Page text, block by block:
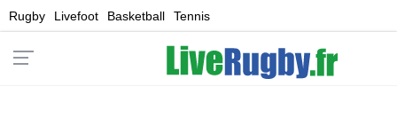
Rugby Livefoot Basketball Tennis